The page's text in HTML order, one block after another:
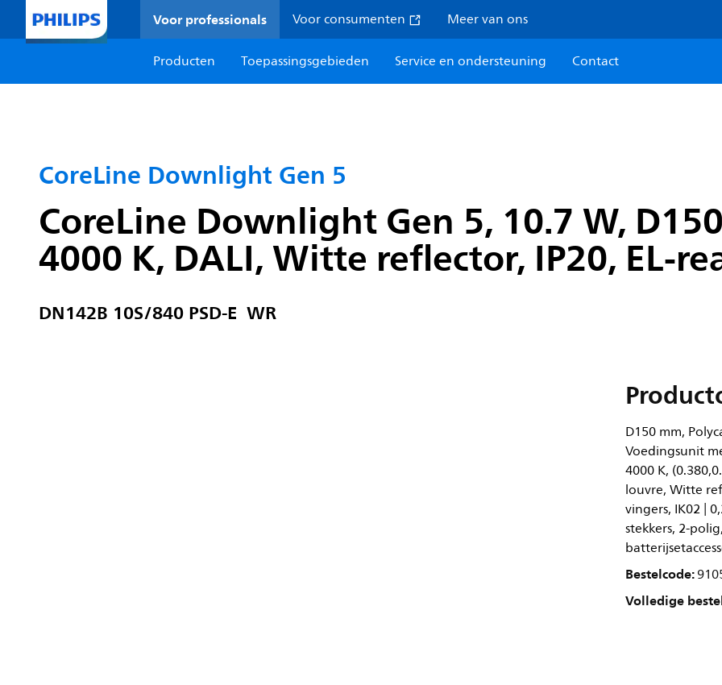
Voor professionals Voor consumenten Meer van ons
Producten
Toepassingsgebieden Service en ondersteuning Contact
CoreLine Downlight Gen 5
CoreLine Downlight Gen 5, 10.7 W,
4000 K, DALI, Witte reflector, IP20, EL-
DN142B 10S/840 PSD-E WR
D150 mm,
Voedingsunit
4000 K,
louvre, Witte
vingers, IK02 |
stekkers, 2-
Bestelcode:
Volledige